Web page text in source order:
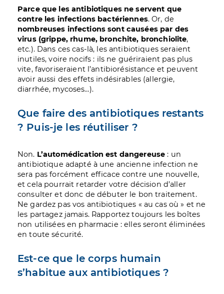
Parce que les antibiotiques ne servent que
contre les infections bactériennes. Or, de
nombreuses infections sont causées par des
virus (grippe, rhume, bronchite, bronchiolite,
etc.). Dans ces cas-là, les antibiotiques seraient
inutiles, voire nocifs : ils ne guériraient pas plus
vite, favoriseraient l’antibiorésistance et peuvent
avoir aussi des effets indésirables (allergie,
diarrhée, mycoses…).
Que faire des antibiotiques restants
? Puis-je les réutiliser ?
Non. L’automédication est dangereuse : un
antibiotique adapté à une ancienne infection ne
sera pas forcément efficace contre une nouvelle,
et cela pourrait retarder votre décision d’aller
consulter et donc de débuter le bon traitement.
Ne gardez pas vos antibiotiques « au cas où » et ne
les partagez jamais. Rapportez toujours les boîtes
non utilisées en pharmacie : elles seront éliminées
en toute sécurité.
Est-ce que le corps humain
s’habitue aux antibiotiques ?